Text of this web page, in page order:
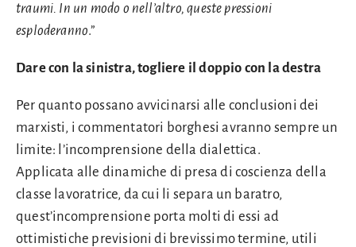
traumi. In un modo o nell’altro, queste pressioni
esploderanno.”
Dare con la sinistra, togliere il doppio con la destra
Per quanto possano avvicinarsi alle conclusioni dei
marxisti, i commentatori borghesi avranno sempre un
limite: l’incomprensione della dialettica.
Applicata alle dinamiche di presa di coscienza della
classe lavoratrice, da cui li separa un baratro,
quest’incomprensione porta molti di essi ad
ottimistiche previsioni di brevissimo termine, utili